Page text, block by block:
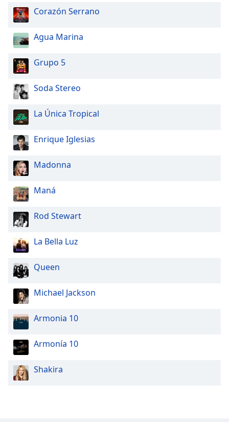
Corazón Serrano
Agua Marina
Grupo 5
Soda Stereo
La Única Tropical
Enrique Iglesias
Madonna
Maná
Rod Stewart
La Bella Luz
Queen
Michael Jackson
Armonia 10
Armonía 10
Shakira